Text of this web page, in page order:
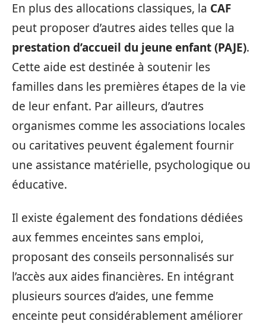
En plus des allocations classiques, la CAF
peut proposer d’autres aides telles que la
prestation d’accueil du jeune enfant (PAJE).
Cette aide est destinée à soutenir les
familles dans les premières étapes de la vie
de leur enfant. Par ailleurs, d’autres
organismes comme les associations locales
ou caritatives peuvent également fournir
une assistance matérielle, psychologique ou
éducative.
Il existe également des fondations dédiées
aux femmes enceintes sans emploi,
proposant des conseils personnalisés sur
l’accès aux aides financières. En intégrant
plusieurs sources d’aides, une femme
enceinte peut considérablement améliorer